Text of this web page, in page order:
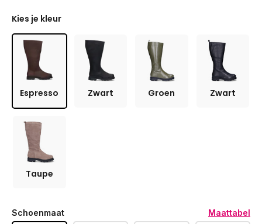
Kies je kleur
Espresso Zwart Groen Zwart
Taupe
Schoenmaat Maattabel